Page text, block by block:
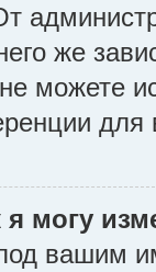
же
можете
для
я могу
вашим